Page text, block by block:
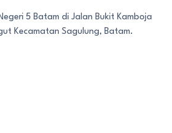
5 Batam di Jalan Bukit Kamboja
Kecamatan Sagulung, Batam.